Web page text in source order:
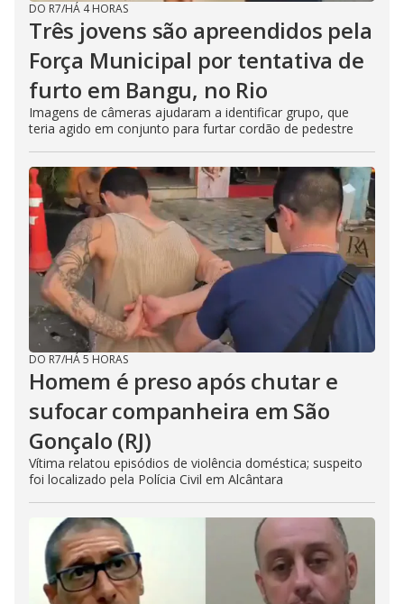
DO R7/HÁ 4 HORAS
Três jovens são apreendidos pela
Força Municipal por tentativa de
furto em Bangu, no Rio
Imagens de câmeras ajudaram a identificar grupo, que
teria agido em conjunto para furtar cordão de pedestre
DO R7/HÁ 5 HORAS
Homem é preso após chutar e
sufocar companheira em São
Gonçalo (RJ)
Vítima relatou episódios de violência doméstica; suspeito
foi localizado pela Polícia Civil em Alcântara